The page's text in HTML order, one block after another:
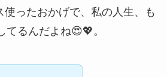
使ったおかげで、私の人生、も
てるんだよね😍💖。